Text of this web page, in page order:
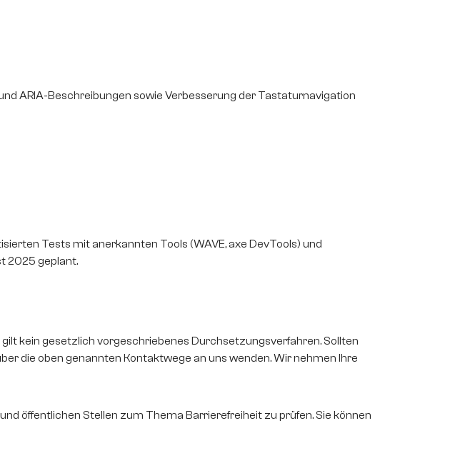
ARIA-Beschreibungen sowie Verbesserung der Tastaturnavigation
Tests mit anerkannten Tools (WAVE, axe DevTools) und
2025 geplant.
kein gesetzlich vorgeschriebenes Durchsetzungsverfahren. Sollten
die oben genannten Kontaktwege an uns wenden. Wir nehmen Ihre
öffentlichen Stellen zum Thema Barrierefreiheit zu prüfen. Sie können